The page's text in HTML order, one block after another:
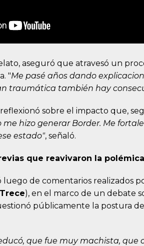
aseguró que atravesó un
"Me pasé años dando
traumática también hay
sobre el impacto que,
hizo generar Border. Me
estado", señaló.
que reavivaron la polémica
luego de comentarios realizados
), en el marco de un debate
públicamente la postura
que fue muy machista, que